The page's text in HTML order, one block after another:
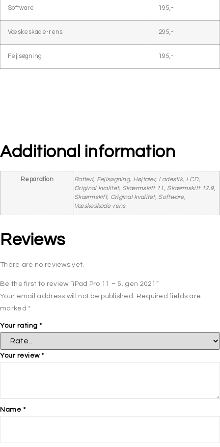
Software 195,-
Væskeskade-rens 295,-
Fejlsøgning 195,-
Additional information
Reparation
Batteri, Fejlsøgning, Højtaler, Ladestik, LCD,
Original kvalitet, Skærmskift 11, Skærmskift 12.9,
Skærmskift, Original kvalitet, Software,
Væskeskade-rens
Reviews
There are no reviews yet.
Be the first to review “iPad Pro 11 – 5. gen 2021”
Your email address will not be published. Required fields are
marked *
Your rating *
Your review *
Name *